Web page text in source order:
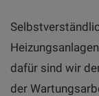
dafür sind wir
der